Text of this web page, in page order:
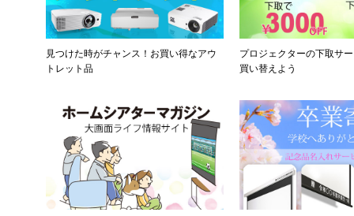
見つけた時がチャンス！お買い得なアウ
トレット品
プロジェクターの下取サ
買い替えよう